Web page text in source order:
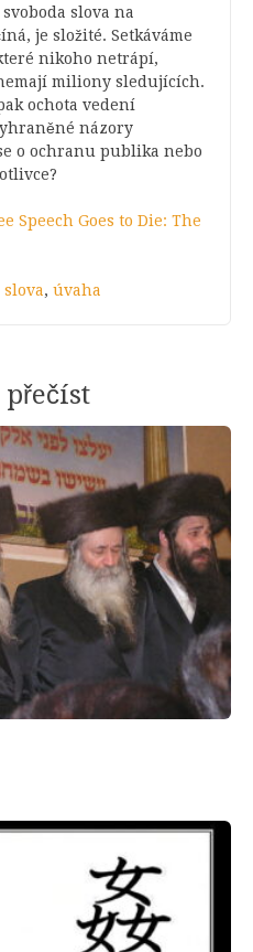
slova na
je složité. Setkáváme
nikoho netrápí,
miliony sledujících.
ochota vedení
názory
o ochranu publika nebo
Speech Goes to Die: The
slova, úvaha